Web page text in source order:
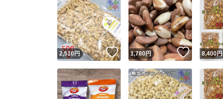
2,510円 いいね！
1,780円 いいね！
8,400円